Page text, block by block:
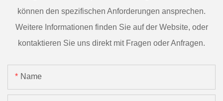
können den spezifischen Anforderungen ansprechen.
Weitere Informationen finden Sie auf der Website, oder
kontaktieren Sie uns direkt mit Fragen oder Anfragen.
Name